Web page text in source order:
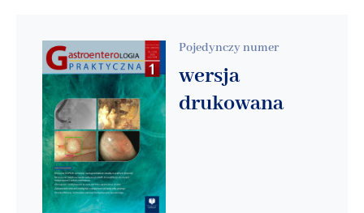
Pojedynczy numer
wersja
drukowana